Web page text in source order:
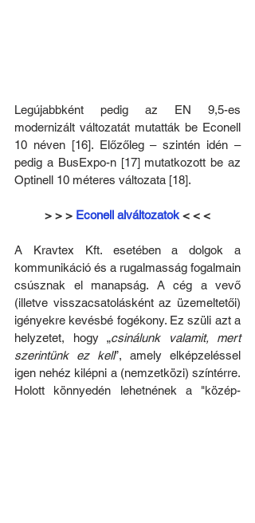
Legújabbként pedig az EN 9,5-es
modernizált változatát mutatták be Econell
10 néven [16]. Előzőleg – szintén idén –
pedig a BusExpo-n [17] mutatkozott be az
Optinell 10 méteres változata [18].
> > > Econell alváltozatok < < <
A Kravtex Kft. esetében a dolgok a
kommunikáció és a rugalmasság fogalmain
csúsznak el manapság. A cég a vevő
(illetve visszacsatolásként az üzemeltetői)
igényekre kevésbé fogékony. Ez szüli azt a
helyzetet, hogy „csinálunk valamit, mert
szerintünk ez kell”, amely elképzeléssel
igen nehéz kilépni a (nemzetközi) színtérre.
Holott könnyedén lehetnének a "közép-